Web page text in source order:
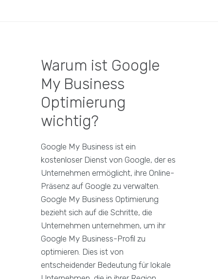
Warum ist Google
My Business
Optimierung
wichtig?
Google My Business ist ein
kostenloser Dienst von Google, der es
Unternehmen ermöglicht, ihre Online-
Präsenz auf Google zu verwalten.
Google My Business Optimierung
bezieht sich auf die Schritte, die
Unternehmen unternehmen, um ihr
Google My Business-Profil zu
optimieren. Dies ist von
entscheidender Bedeutung für lokale